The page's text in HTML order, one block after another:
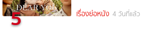
5 เรื่องย่อหนัง 4 วันที่แล้ว